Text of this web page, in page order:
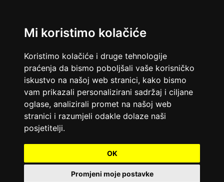
Mi koristimo kolačiće
Koristimo kolačiće i druge tehnologije
praćenja da bismo poboljšali vaše korisničko
iskustvo na našoj web stranici, kako bismo
vam prikazali personalizirani sadržaj i ciljane
oglase, analizirali promet na našoj web
stranici i razumjeli odakle dolaze naši
posjetitelji.
OK
Promjeni moje postavke